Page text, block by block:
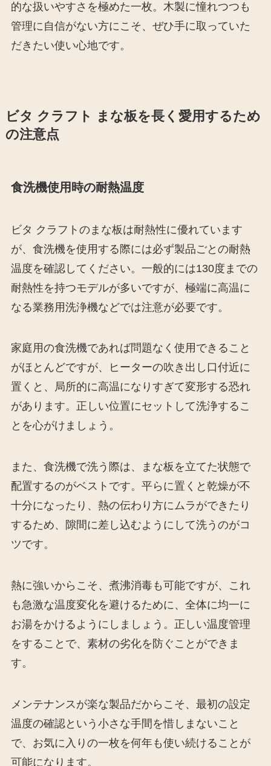
的な扱いやすさを極めた一枚。木製に憧れつつも
管理に自信がない方にこそ、ぜひ手に取っていた
だきたい使い心地です。
ビタ クラフト まな板を長く愛用するため
の注意点
食洗機使用時の耐熱温度
ビタ クラフトのまな板は耐熱性に優れています
が、食洗機を使用する際には必ず製品ごとの耐熱
温度を確認してください。一般的には130度までの
耐熱性を持つモデルが多いですが、極端に高温に
なる業務用洗浄機などでは注意が必要です。
家庭用の食洗機であれば問題なく使用できること
がほとんどですが、ヒーターの吹き出し口付近に
置くと、局所的に高温になりすぎて変形する恐れ
があります。正しい位置にセットして洗浄するこ
とを心がけましょう。
また、食洗機で洗う際は、まな板を立てた状態で
配置するのがベストです。平らに置くと乾燥が不
十分になったり、熱の伝わり方にムラができたり
するため、隙間に差し込むようにして洗うのがコ
ツです。
熱に強いからこそ、煮沸消毒も可能ですが、これ
も急激な温度変化を避けるために、全体に均一に
お湯をかけるようにしましょう。正しい温度管理
をすることで、素材の劣化を防ぐことができま
す。
メンテナンスが楽な製品だからこそ、最初の設定
温度の確認という小さな手間を惜しまないこと
で、お気に入りの一枚を何年も使い続けることが
可能になります。